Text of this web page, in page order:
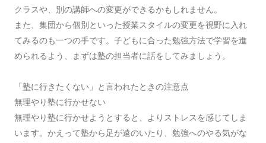
クラスや、別の講師への変更ができるかもしれません。
また、集団から個別といった授業スタイルの変更を視野に入れ
てみるのも一つの手です。子どもに合った勉強方法で学習を進
められるよう、まずは塾の担当者に話をしてみましょう。
「塾に行きたくない」と言われたときの注意点
無理やり塾に行かせない
無理やり塾に行かせようとすると、よりストレスを感じてしま
います。かえって塾から足が遠のいたり、勉強へのやる気がな